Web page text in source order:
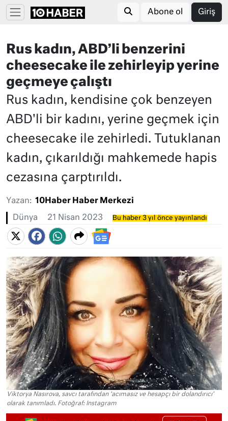
Abone ol Giriş
Rus kadın, ABD’li benzerini
cheesecake ile zehirleyip yerine
geçmeye çalıştı
Rus kadın, kendisine çok benzeyen
ABD'li bir kadını, yerine geçmek için
cheesecake ile zehirledi. Tutuklanan
kadın, çıkarıldığı mahkemede hapis
cezasına çarptırıldı.
Yazan: 10Haber Haber Merkezi
Dünya 21 Nisan 2023 Bu haber 3 yıl önce yayınlandı
Viktorya Nasırova, savcı tarafından 'acımasız ve hesapçı bir dolandırıcı'
olarak tanımladı. Fotoğraf: Instagram